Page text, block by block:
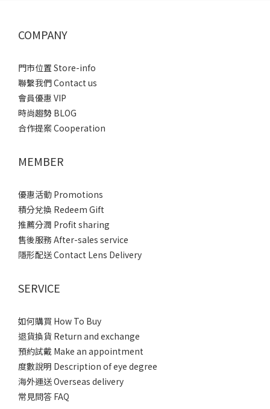
COMPANY
門市位置 Store-info
聯繫我們 Contact us
會員優惠 VIP
時尚趨勢 BLOG
合作提案 Cooperation
MEMBER
優惠活動 Promotions
積分兌換 Redeem Gift
推薦分潤 Profit sharing
售後服務 After-sales service
隱形配送 Contact Lens Delivery
SERVICE
如何購買 How To Buy
退貨換貨 Return and exchange
預約試戴 Make an appointment
度數說明 Description of eye degree
海外運送 Overseas delivery
常見問答 FAQ